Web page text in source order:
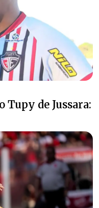
Tupy de Jussara: